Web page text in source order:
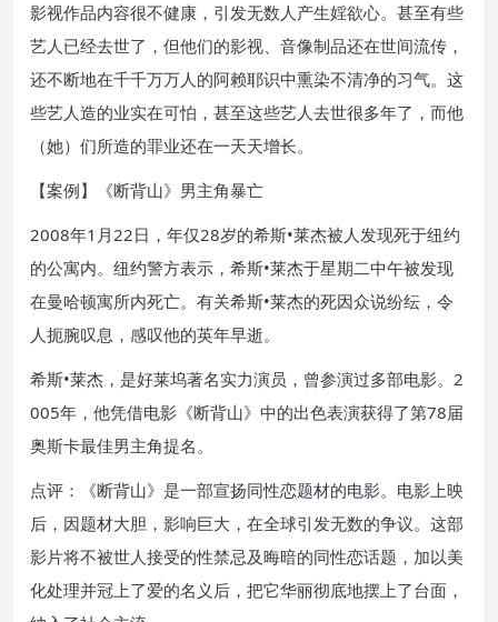
影视作品内容很不健康，引发无数人产生婬欲心。甚至有些
艺人已经去世了，但他们的影视、音像制品还在世间流传，
还不断地在千千万万人的阿赖耶识中熏染不清净的习气。这
些艺人造的业实在可怕，甚至这些艺人去世很多年了，而他
（她）们所造的罪业还在一天天增长。
【案例】《断背山》男主角暴亡
2008年1月22日，年仅28岁的希斯•莱杰被人发现死于纽约
的公寓内。纽约警方表示，希斯•莱杰于星期二中午被发现
在曼哈顿寓所内死亡。有关希斯•莱杰的死因众说纷纭，令
人扼腕叹息，感叹他的英年早逝。
希斯•莱杰，是好莱坞著名实力演员，曾参演过多部电影。2
005年，他凭借电影《断背山》中的出色表演获得了第78届
奥斯卡最佳男主角提名。
点评：《断背山》是一部宣扬同性恋题材的电影。电影上映
后，因题材大胆，影响巨大，在全球引发无数的争议。这部
影片将不被世人接受的性禁忌及晦暗的同性恋话题，加以美
化处理并冠上了爱的名义后，把它华丽彻底地摆上了台面，